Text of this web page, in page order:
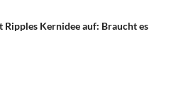
Ripples Kernidee auf: Braucht es